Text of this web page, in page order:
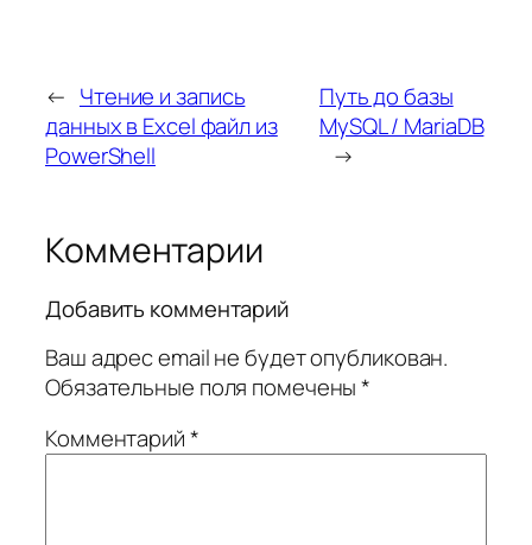
← Чтение и запись
данных в Excel файл из
PowerShell
Путь до базы
MySQL / MariaDB
→
Комментарии
Добавить комментарий
Ваш адрес email не будет опубликован.
Обязательные поля помечены*
Комментарий*